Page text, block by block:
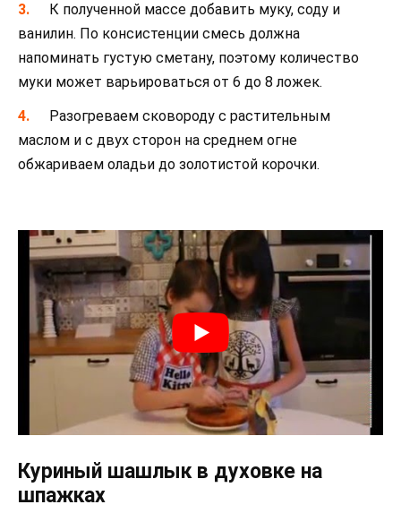
К полученной массе добавить муку, соду и
ванилин. По консистенции смесь должна
напоминать густую сметану, поэтому количество
муки может варьироваться от 6 до 8 ложек.
Разогреваем сковороду с растительным
маслом и с двух сторон на среднем огне
обжариваем оладьи до золотистой корочки.
Куриный шашлык в духовке на
шпажках